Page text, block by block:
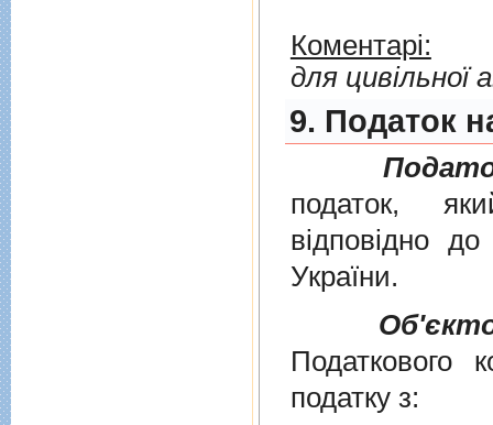
Коментарі:
для цивільної
9. Податок
податок,
вiдповiдно
України.
Податкового
податку з: